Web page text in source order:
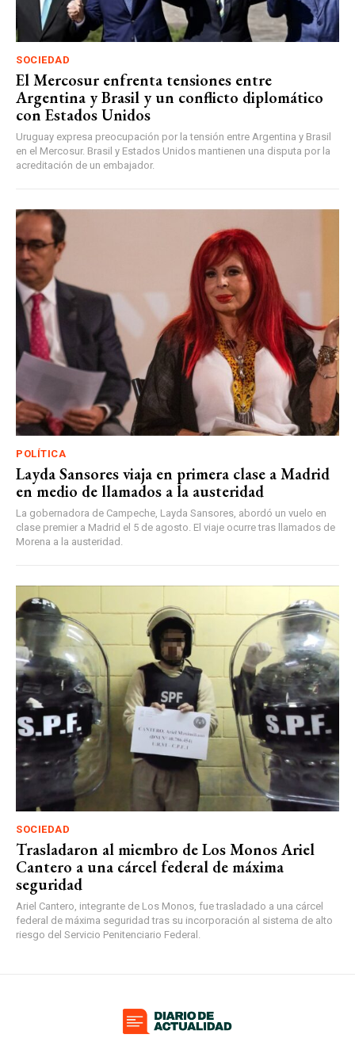
SOCIEDAD
El Mercosur enfrenta tensiones entre
Argentina y Brasil y un conflicto diplomático
con Estados Unidos
Uruguay expresa preocupación por la tensión entre Argentina y Brasil
en el Mercosur. Brasil y Estados Unidos mantienen una disputa por la
acreditación de un embajador.
POLÍTICA
Layda Sansores viaja en primera clase a Madrid
en medio de llamados a la austeridad
La gobernadora de Campeche, Layda Sansores, abordó un vuelo en
clase premier a Madrid el 5 de agosto. El viaje ocurre tras llamados de
Morena a la austeridad.
SOCIEDAD
Trasladaron al miembro de Los Monos Ariel
Cantero a una cárcel federal de máxima
seguridad
Ariel Cantero, integrante de Los Monos, fue trasladado a una cárcel
federal de máxima seguridad tras su incorporación al sistema de alto
riesgo del Servicio Penitenciario Federal.